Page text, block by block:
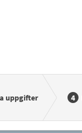
uppgifter